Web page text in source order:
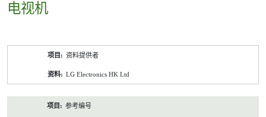
电视机
资料提供者
LG Electronics HK Ltd
参考编号